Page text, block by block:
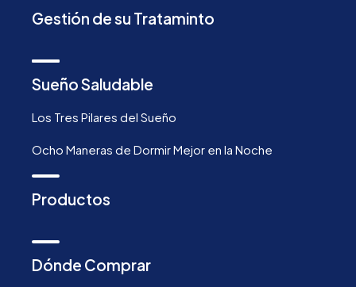
Gestión de su Trataminto
Sueño Saludable
Los Tres Pilares del Sueño
Ocho Maneras de Dormir Mejor en la Noche
Productos
Dónde Comprar